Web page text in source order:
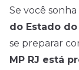
Se você
do Estado
se preparar
MP RJ está